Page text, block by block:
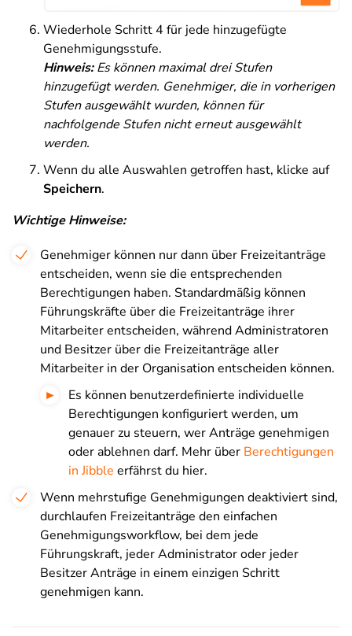
Wiederhole Schritt 4 für jede hinzugefügte
Genehmigungsstufe.
Hinweis:Es können maximal drei Stufen
hinzugefügt werden. Genehmiger, die in vorherigen
Stufen ausgewählt wurden, können für
nachfolgende Stufen nicht erneut ausgewählt
werden.
Wenn du alle Auswahlen getroffen hast, klicke auf
Speichern.
Wichtige Hinweise:
Genehmiger können nur dann über Freizeitanträge
entscheiden, wenn sie die entsprechenden
Berechtigungen haben. Standardmäßig können
Führungskräfte über die Freizeitanträge ihrer
Mitarbeiter entscheiden, während Administratoren
und Besitzer über die Freizeitanträge aller
Mitarbeiter in der Organisation entscheiden können.
Es können benutzerdefinierte individuelle
Berechtigungen konfiguriert werden, um
genauer zu steuern, wer Anträge genehmigen
oder ablehnen darf. Mehr über Berechtigungen
in Jibble erfährst du hier.
Wenn mehrstufige Genehmigungen deaktiviert sind,
durchlaufen Freizeitanträge den einfachen
Genehmigungsworkflow, bei dem jede
Führungskraft, jeder Administrator oder jeder
Besitzer Anträge in einem einzigen Schritt
genehmigen kann.